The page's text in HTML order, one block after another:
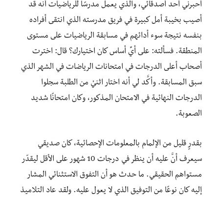
أحبرني أحد أصدقائي، والذي يعمل مدرسًا للرياضيات أنَّه قد
أصيب بخيبة أمل كبيرة في فريق مدرسته الذي انتقى أفراده
بنفسه نتيجة سوء أدائهم في مسابقة الرياضيات على مستوى
المنطقة. فسألته: على أيِّ أساس كان اختيارك؟ قال: اخترت
أصحاب أعلى الدرجات في امتحانات الرياضات في الشهر الذي
سبق المسابقة. وأكَّد لي أنه اختار اثنيْ من الطلبة سجلوا
الدرجات النهائية في الامتحان المذكور، وكان امتحانًا شديد
الصعوبة.
بقدرٍ قليل من الإلمام بالمعلومات الإحصائية، كان صديقي
سيعرف أنَّ عليه أن ينظر في درجات 10 شهور على الأقل ليقدّر
مستواهم الحقيقي. ما حدث هو أن التفوق الاستثنائي المشار
إليه كان نوعًا من التوفيق الذي لا يعول عليه. ولقد عاد التلاميذ